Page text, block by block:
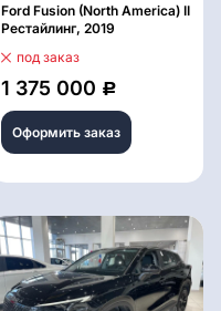
Ford Fusion (North America) II
Рестайлинг, 2019
под заказ
1 375 000 Р
Оформить заказ